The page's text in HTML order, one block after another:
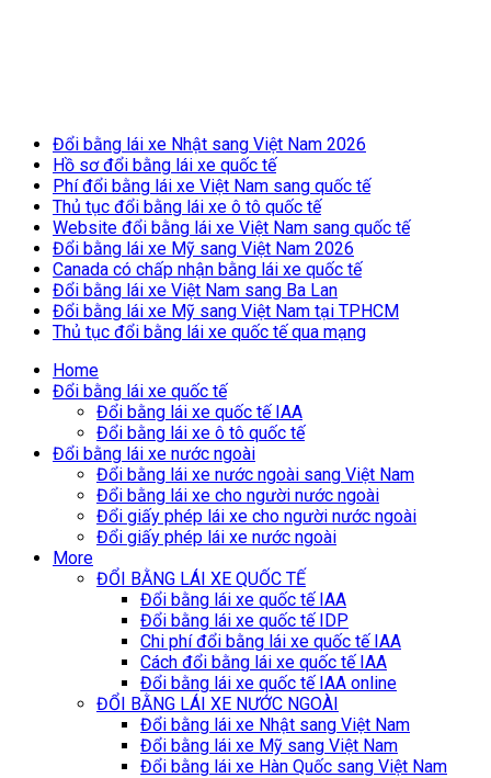
Đổi bằng lái xe Nhật sang Việt Nam 2026
Hồ sơ đổi bằng lái xe quốc tế
Phí đổi bằng lái xe Việt Nam sang quốc tế
Thủ tục đổi bằng lái xe ô tô quốc tế
Website đổi bằng lái xe Việt Nam sang quốc tế
Đổi bằng lái xe Mỹ sang Việt Nam 2026
Canada có chấp nhận bằng lái xe quốc tế
Đổi bằng lái xe Việt Nam sang Ba Lan
Đổi bằng lái xe Mỹ sang Việt Nam tại TPHCM
Thủ tục đổi bằng lái xe quốc tế qua mạng
Home
Đổi bằng lái xe quốc tế
Đổi bằng lái xe quốc tế IAA
Đổi bằng lái xe ô tô quốc tế
Đổi bằng lái xe nước ngoài
Đổi bằng lái xe nước ngoài sang Việt Nam
Đổi bằng lái xe cho người nước ngoài
Đổi giấy phép lái xe cho người nước ngoài
Đổi giấy phép lái xe nước ngoài
More
ĐỔI BẰNG LÁI XE QUỐC TẾ
Đổi bằng lái xe quốc tế IAA
Đổi bằng lái xe quốc tế IDP
Chi phí đổi bằng lái xe quốc tế IAA
Cách đổi bằng lái xe quốc tế IAA
Đổi bằng lái xe quốc tế IAA online
ĐỔI BẰNG LÁI XE NƯỚC NGOÀI
Đổi bằng lái xe Nhật sang Việt Nam
Đổi bằng lái xe Mỹ sang Việt Nam
Đổi bằng lái xe Hàn Quốc sang Việt Nam